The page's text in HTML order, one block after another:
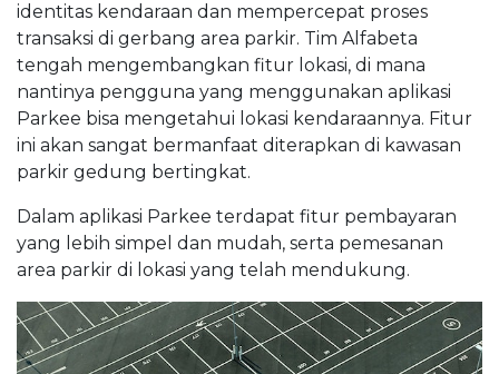
identitas kendaraan dan mempercepat proses
transaksi di gerbang area parkir. Tim Alfabeta
tengah mengembangkan fitur lokasi, di mana
nantinya pengguna yang menggunakan aplikasi
Parkee bisa mengetahui lokasi kendaraannya. Fitur
ini akan sangat bermanfaat diterapkan di kawasan
parkir gedung bertingkat.
Dalam aplikasi Parkee terdapat fitur pembayaran
yang lebih simpel dan mudah, serta pemesanan
area parkir di lokasi yang telah mendukung.